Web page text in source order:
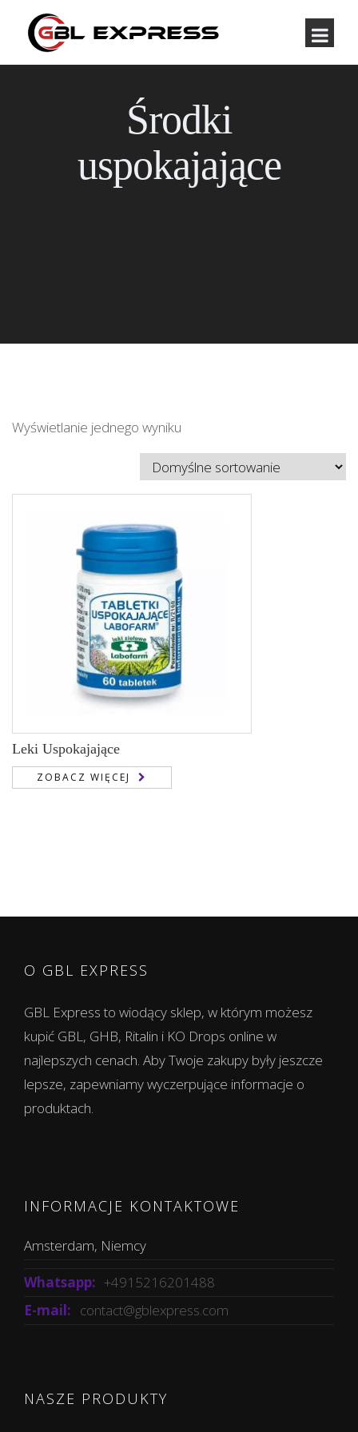
Środki
uspokajające
Wyświetlanie jednego wyniku
Leki Uspokajające
ZOBACZ WIĘCEJ
O GBL EXPRESS
GBL Express to wiodący sklep, w którym możesz
kupić GBL, GHB, Ritalin i KO Drops online w
najlepszych cenach. Aby Twoje zakupy były jeszcze
lepsze, zapewniamy wyczerpujące informacje o
produktach.
INFORMACJE KONTAKTOWE
Amsterdam, Niemcy
Whatsapp: +4915216201488
E-mail: contact@gblexpress.com
NASZE PRODUKTY